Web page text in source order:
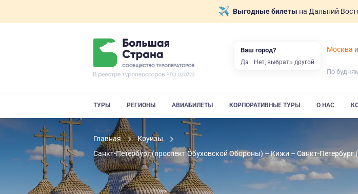
Выгодные билеты на Дальний
Москва
По
ТУРЫ РЕГИОНЫ АВИАБИЛЕТЫ КОРПОРАТИВНЫЕ ТУРЫ О НАС
Главная
Круизы
Санкт-Петербург (проспект Обуховской Обороны) – Кижи – Санкт-
Ваш город?
Да Нет, выбрать другой